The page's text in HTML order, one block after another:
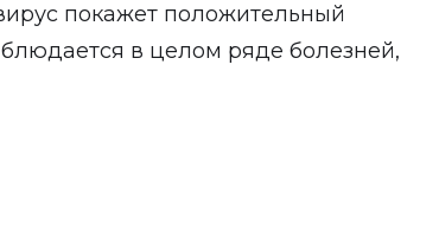
покажет положительный
в целом ряде болезней,